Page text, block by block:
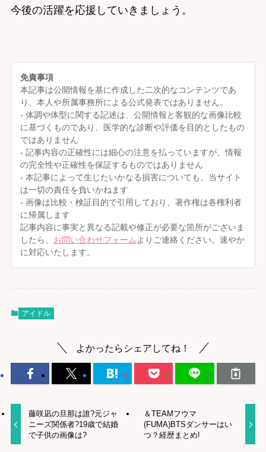
今後の活躍を応援していきましょう。
免責事項
本記事は公開情報を基に作成した二次的なコンテンツであ
り、本人や所属事務所による公式発表ではありません。
- 体調や体型に関する記述は、公開情報と客観的な画像比較
に基づくものであり、医学的な診断や評価を目的としたもの
ではありません
- 記事内容の正確性には細心の注意を払っていますが、情報
の完全性や正確性を保証するものではありません
- 本記事によって生じたいかなる損害についても、当サイト
は一切の責任を負いかねます
- 画像は比較・検証目的で引用しており、著作権は各権利者
に帰属します
記事内容に事実と異なる記載や修正が必要な箇所がございま
したら、 お問い合わせフォーム よりご連絡ください。速やか
に対応いたします。
アイドル
よかったらシェアしてね！
藤咲凪の旦那は誰?元ジャ
ニーズ関係者?19歳で結婚
で子供の画像は?
＆TEAMフウマ
(FUMA)BTSダンサーはい
つ？経歴まとめ!